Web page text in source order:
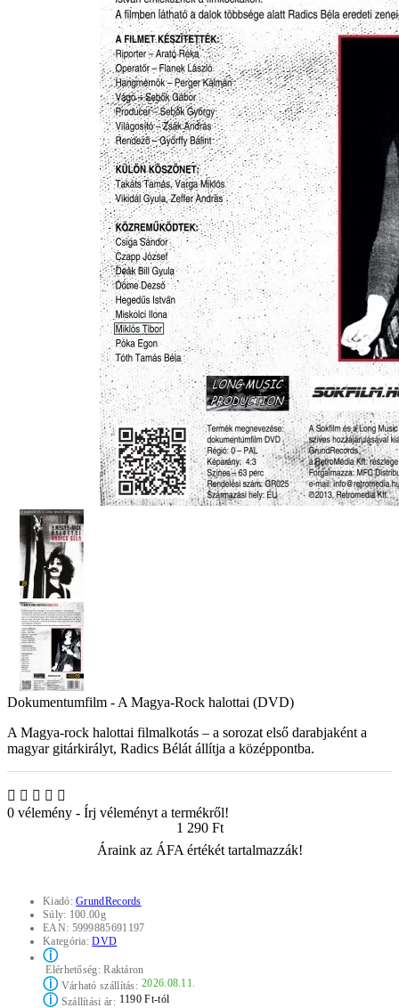
Dokumentumfilm - A Magya-Rock halottai (DVD)
A Magya-rock halottai filmalkotás – a sorozat első darabjaként a
magyar gitárkirályt, Radics Bélát állítja a középpontba.
0 vélemény - Írj véleményt a termékről!
1 290 Ft
Áraink az ÁFA értékét tartalmazzák!
Kiadó:GrundRecords
Súly: 100.00g
EAN: 5999885691197
Kategória:DVD
ⓘ
Elérhetőség:Raktáron
ⓘVárható szállítás: 2026.08.11.
ⓘSzállítási ár: 1190 Ft-tól